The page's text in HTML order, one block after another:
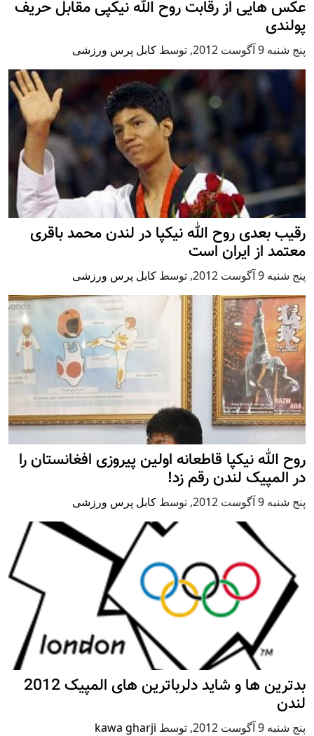
عکس هایی از رقابت روح الله نیکپی مقابل حریف
پولندی
پنج شنبه 9 آگوست 2012 , توسط کابل پرس ورزشی
رقیب بعدی روح الله نیکپا در لندن محمد باقری
معتمد از ایران است
پنج شنبه 9 آگوست 2012 , توسط کابل پرس ورزشی
روح الله نیکپا قاطعانه اولین پیروزی افغانستان را
در المپیک لندن رقم زد!
پنج شنبه 9 آگوست 2012 , توسط کابل پرس ورزشی
بدترین ها و شاید دلرباترین های المپیک 2012
لندن
پنج شنبه 9 آگوست 2012 , توسط kawa gharji